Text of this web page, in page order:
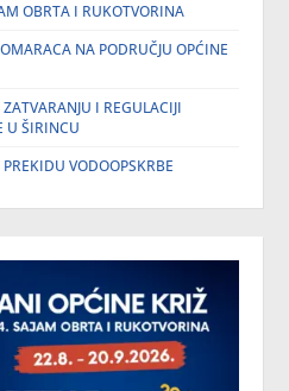
OBRTA I RUKOTVORINA
NA PODRUČJU OPĆINE
I REGULACIJI
U ŠIRINCU
VODOOPSKRBE